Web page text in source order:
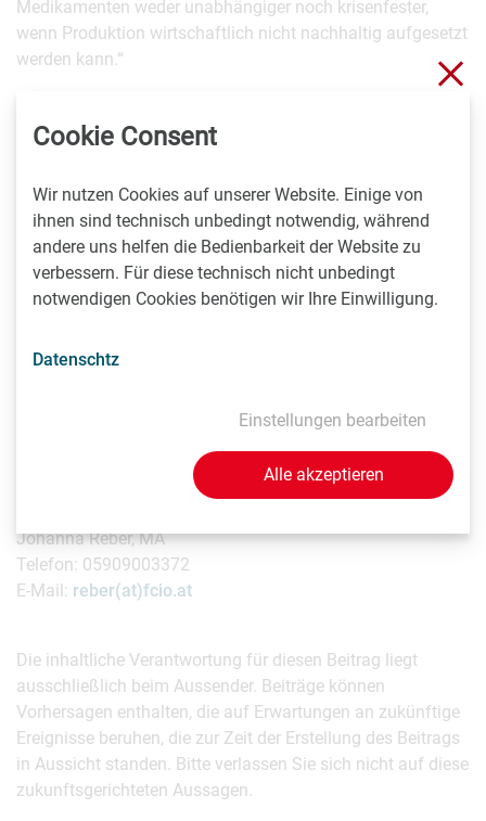
Medikamenten weder unabhängiger noch krisenfester,
wenn Produktion wirtschaftlich nicht nachhaltig aufgesetzt
werden kann.“
Über den FCIO
(FCIO) in der WKÖ ist die gesetzliche Interessenvertretung
der chemischen Industrie in Österreich. Die etwa 230
Mitgliedsunternehmen produzieren in unterschiedlichen
Sektoren z.B. Pharmazeutika, Kunststoffe und
Kunststoffwaren, Fasern, Lacke, Düngemittel oder auch
50.000 Beschäftigten der Branche stellten 2024 Waren im
Rückfragen & Kontakt
Johanna Reber, MA
Telefon: 05909003372
E-Mail: reber(at)fcio.at
Die inhaltliche Verantwortung für diesen Beitrag liegt
ausschließlich beim Aussender. Beiträge können
Vorhersagen enthalten, die auf Erwartungen an zukünftige
Ereignisse beruhen, die zur Zeit der Erstellung des Beitrags
in Aussicht standen. Bitte verlassen Sie sich nicht auf diese
zukunftsgerichteten Aussagen.
Cookie Consent
Wir nutzen Cookies auf unserer Website. Einige von
ihnen sind technisch unbedingt notwendig, während
andere uns helfen die Bedienbarkeit der Website zu
verbessern. Für diese technisch nicht unbedingt
notwendigen Cookies benötigen wir Ihre Einwilligung.
Datenschtz
Einstellungen bearbeiten
Alle akzeptieren